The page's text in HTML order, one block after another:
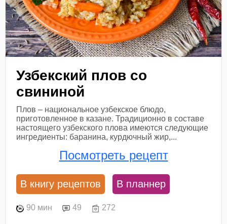
Узбекский плов со
свининой
Плов – национальное узбекское блюдо,
приготовленное в казане. Традиционно в составе
настоящего узбекского плова имеются следующие
ингредиенты: баранина, курдючный жир,...
Посмотреть рецепт
В книгу рецептов В планнер
90 мин 49 272